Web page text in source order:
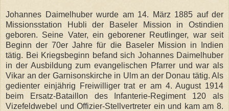
Johannes Daimelhuber wurde am 14. März 1885 auf der
Missionsstation Hubli der Baseler Mission in Ostindien
geboren. Seine Vater, ein geborener Reutlinger, war seit
Beginn der 70er Jahre für die Baseler Mission in Indien
tätig. Bei Kriegsbeginn befand sich Johannes Daimelhuber
in der Ausbildung zum evangelischen Pfarrer und war als
Vikar an der Garnisonskirche in Ulm an der Donau tätig. Als
gedienter einjährig Freiwilliger trat er am 4. August 1914
beim Ersatz-Bataillon des Infanterie-Regiment 120 als
Vizefeldwebel und Offizier-Stellvertreter ein und kam am 8.